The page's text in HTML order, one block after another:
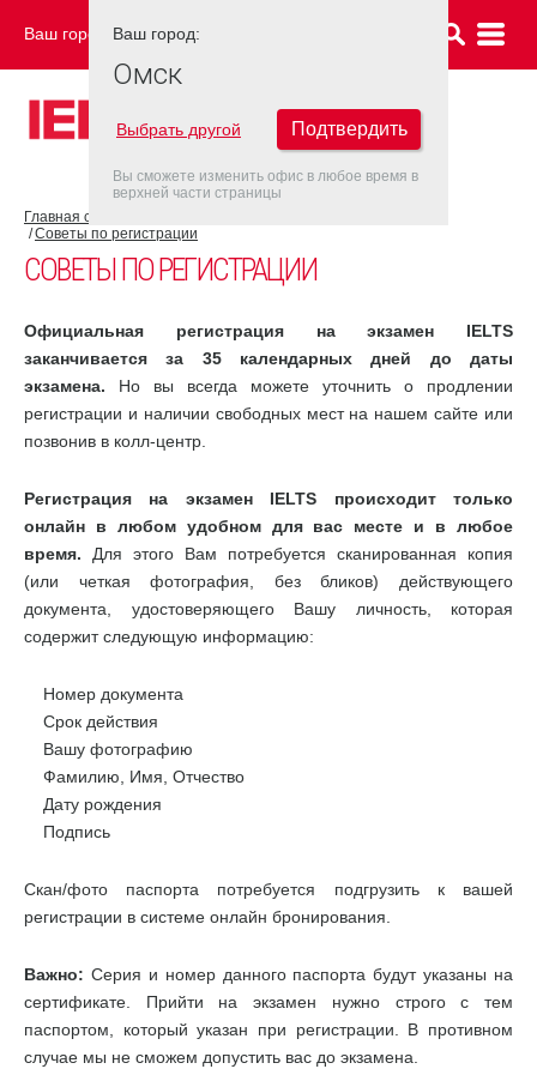
Ваш город: ОМСК
Главная страница
Советы по регистрации
СОВЕТЫ ПО РЕГИСТРАЦИИ
Официальная регистрация на экзамен IELTS
заканчивается за 35 календарных дней до даты
экзамена. Но вы всегда можете уточнить о продлении
регистрации и наличии свободных мест на нашем сайте или
позвонив в колл-центр.
Регистрация на экзамен IELTS происходит только
онлайн в любом удобном для вас месте и в любое
время. Для этого Вам потребуется сканированная копия
(или четкая фотография, без бликов) действующего
документа, удостоверяющего Вашу личность, которая
содержит следующую информацию:
Номер документа
Срок действия
Вашу фотографию
Фамилию, Имя, Отчество
Дату рождения
Подпись
Скан/фото паспорта потребуется подгрузить к вашей
регистрации в системе онлайн бронирования.
Важно: Серия и номер данного паспорта будут указаны на
сертификате. Прийти на экзамен нужно строго с тем
паспортом, который указан при регистрации. В противном
случае мы не сможем допустить вас до экзамена.
Ваш город:
Омск
Выбрать другой Подтвердить
Вы сможете изменить офис в любое время в
верхней части страницы